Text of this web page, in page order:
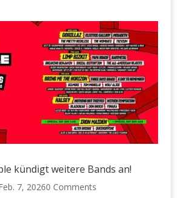
kündigt weitere Bands an!
7, 20260 Comments